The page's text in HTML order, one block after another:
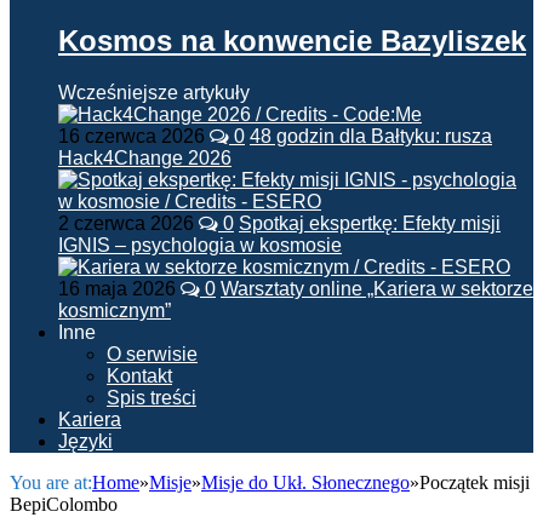
Kosmos na konwencie Bazyliszek
Wcześniejsze artykuły
16 czerwca 2026 0 48 godzin dla Bałtyku: rusza
Hack4Change 2026
2 czerwca 2026 0 Spotkaj ekspertkę: Efekty misji
IGNIS – psychologia w kosmosie
16 maja 2026 0 Warsztaty online „Kariera w sektorze
kosmicznym”
Inne
O serwisie
Kontakt
Spis treści
Kariera
Języki
You are at:Home»Misje»Misje do Ukł. Słonecznego»Początek misji
BepiColombo